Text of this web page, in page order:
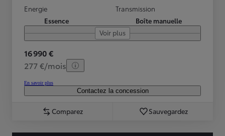
Energie
Essence
Transmission
Boîte manuelle
Voir plus
16 990 €
277 €/mois
En savoir plus
Contactez la concession
Comparez Sauvegardez